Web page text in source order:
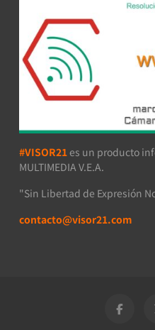
#VISOR21 es un producto
MULTIMEDIA V.E.A.
"Sin Libertad de Expresión
contacto@visor21.com